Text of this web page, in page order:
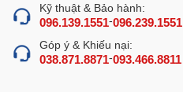
Kỹ thuật & Bảo hành:
096.139.1551-096.239.1551
Góp ý & Khiếu nại:
038.871.8871-093.466.8811